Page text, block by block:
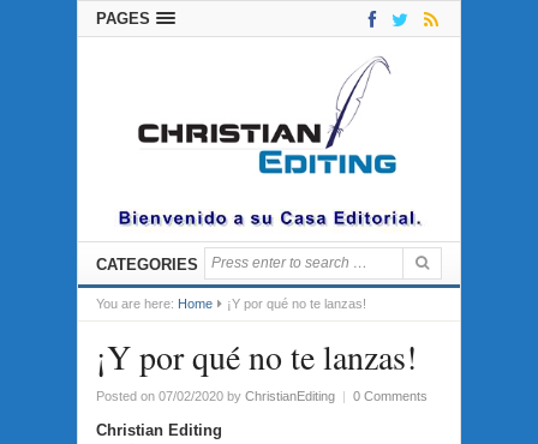
PAGES
CATEGORIES
You are here: Home ¡Y por qué no te lanzas!
¡Y por qué no te lanzas!
Posted on 07/02/2020 by ChristianEditing | 0 Comments
Christian Editing